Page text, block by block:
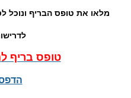
מלאו את טופס הבריף ונוכל
טופס בריף